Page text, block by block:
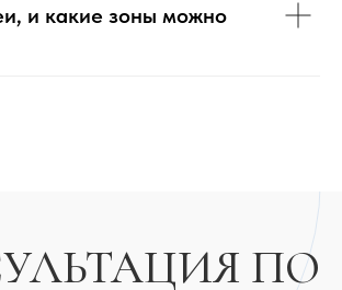
и какие зоны можно